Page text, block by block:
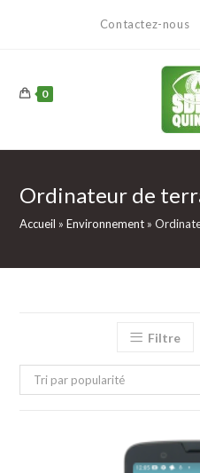
Contactez-nous
0
Ordinateur de
Accueil »Environnement »
Filtre
Tri par popularité